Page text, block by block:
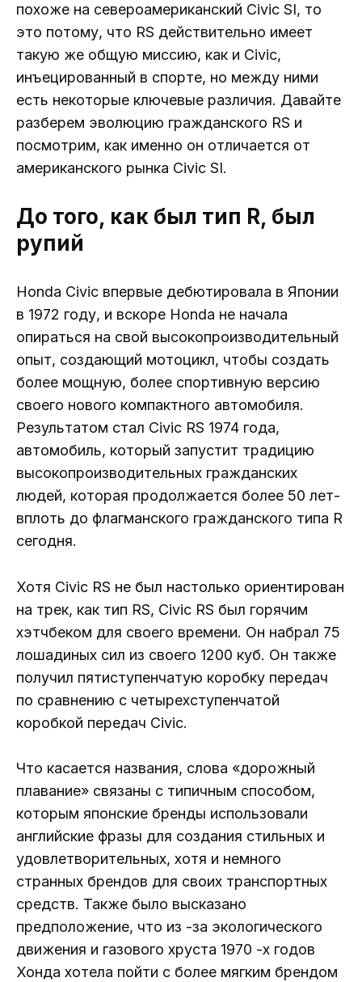
похоже на североамериканский Civic SI, то
это потому, что RS действительно имеет
такую же общую миссию, как и Civic,
инъецированный в спорте, но между ними
есть некоторые ключевые различия. Давайте
разберем эволюцию гражданского RS и
посмотрим, как именно он отличается от
американского рынка Civic SI.
До того, как был тип R, был
рупий
Honda Civic впервые дебютировала в Японии
в 1972 году, и вскоре Honda не начала
опираться на свой высокопроизводительный
опыт, создающий мотоцикл, чтобы создать
более мощную, более спортивную версию
своего нового компактного автомобиля.
Результатом стал Civic RS 1974 года,
автомобиль, который запустит традицию
высокопроизводительных гражданских
людей, которая продолжается более 50 лет-
вплоть до флагманского гражданского типа R
сегодня.
Хотя Civic RS не был настолько ориентирован
на трек, как тип RS, Civic RS был горячим
хэтчбеком для своего времени. Он набрал 75
лошадиных сил из своего 1200 куб. Он также
получил пятиступенчатую коробку передач
по сравнению с четырехступенчатой
коробкой передач Civic.
Что касается названия, слова «дорожный
плавание» связаны с типичным способом,
которым японские бренды использовали
английские фразы для создания стильных и
удовлетворительных, хотя и немного
странных брендов для своих транспортных
средств. Также было высказано
предположение, что из -за экологического
движения и газового хруста 1970 -х годов
Хонда хотела пойти с более мягким брендом